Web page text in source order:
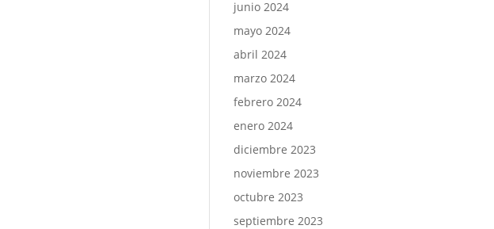
junio 2024
mayo 2024
abril 2024
marzo 2024
febrero 2024
enero 2024
diciembre 2023
noviembre 2023
octubre 2023
septiembre 2023